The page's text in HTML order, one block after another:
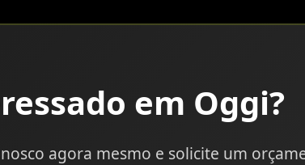
em Oggi?
agora mesmo e solicite um